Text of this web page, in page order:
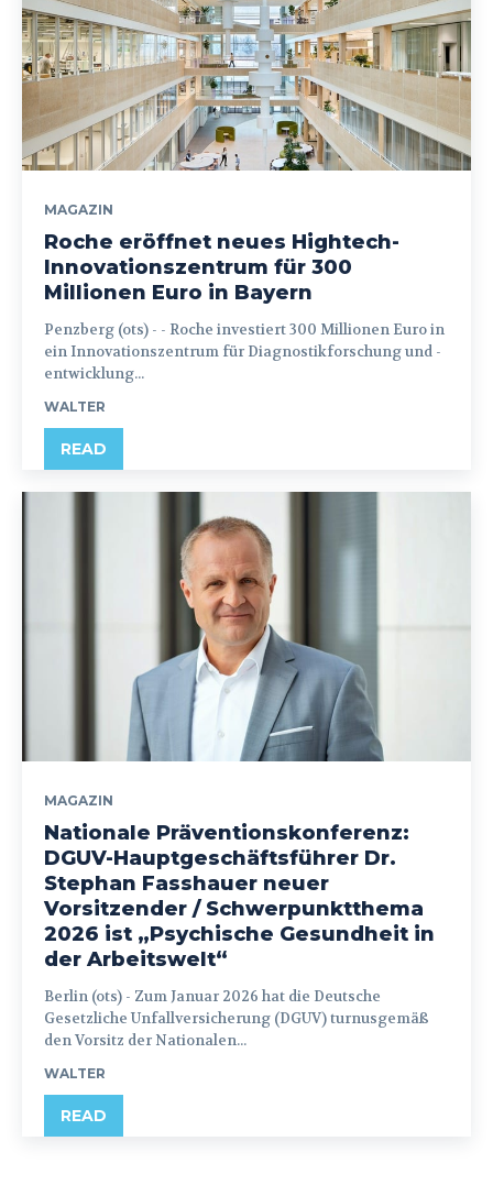
MAGAZIN
Roche eröffnet neues Hightech-
Innovationszentrum für 300
Millionen Euro in Bayern
Penzberg (ots) - - Roche investiert 300 Millionen Euro in
ein Innovationszentrum für Diagnostikforschung und -
entwicklung...
WALTER
READ
MAGAZIN
Nationale Präventionskonferenz:
DGUV-Hauptgeschäftsführer Dr.
Stephan Fasshauer neuer
Vorsitzender / Schwerpunktthema
2026 ist „Psychische Gesundheit in
der Arbeitswelt“
Berlin (ots) - Zum Januar 2026 hat die Deutsche
Gesetzliche Unfallversicherung (DGUV) turnusgemäß
den Vorsitz der Nationalen...
WALTER
READ